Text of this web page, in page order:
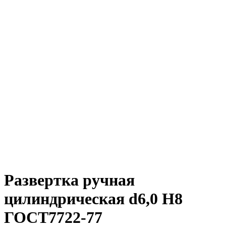
Развертка ручная
цилиндрическая d6,0 Н8
ГОСТ7722-77